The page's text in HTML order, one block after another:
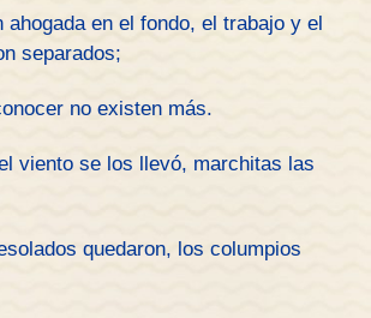
ahogada en el fondo, el trabajo y el
separados;
no existen más.
viento se los llevó, marchitas las
quedaron, los columpios